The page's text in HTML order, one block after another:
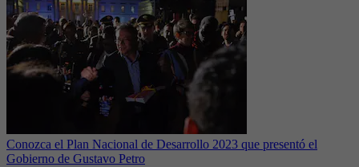
Conozca el Plan Nacional de Desarrollo 2023 que presentó el
Gobierno de Gustavo Petro